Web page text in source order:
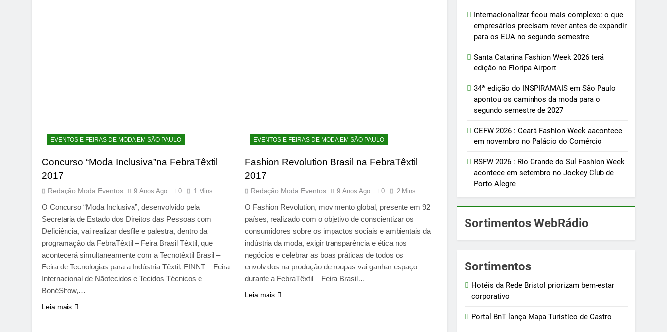
EVENTOS E FEIRAS DE MODA EM SÃO PAULO
Concurso “Moda Inclusiva”na FebraTêxtil
2017
Redação Moda Eventos 9 Anos Ago 0 1 Mins
O Concurso “Moda Inclusiva”, desenvolvido pela
Secretaria de Estado dos Direitos das Pessoas com
Deficiência, vai realizar desfile e palestra, dentro da
programação da FebraTêxtil – Feira Brasil Têxtil, que
acontecerá simultaneamente com a Tecnotêxtil Brasil –
Feira de Tecnologias para a Indústria Têxtil, FINNT – Feira
Internacional de Nãotecidos e Tecidos Técnicos e
BonéShow,…
Leia mais
EVENTOS E FEIRAS DE MODA EM SÃO PAULO
Fashion Revolution Brasil na FebraTêxtil
2017
Redação Moda Eventos 9 Anos Ago 0 2 Mins
O Fashion Revolution, movimento global, presente em 92
países, realizado com o objetivo de conscientizar os
consumidores sobre os impactos sociais e ambientais da
indústria da moda, exigir transparência e ética nos
negócios e celebrar as boas práticas de todos os
envolvidos na produção de roupas vai ganhar espaço
durante a FebraTêxtil – Feira Brasil…
Leia mais
Internacionalizar ficou mais complexo: o que
empresários precisam rever antes de expandir
para os EUA no segundo semestre
Santa Catarina Fashion Week 2026 terá
edição no Floripa Airport
34ª edição do INSPIRAMAIS em São Paulo
apontou os caminhos da moda para o
segundo semestre de 2027
CEFW 2026 : Ceará Fashion Week aacontece
em novembro no Palácio do Comércio
RSFW 2026 : Rio Grande do Sul Fashion Week
acontece em setembro no Jockey Club de
Porto Alegre
Sortimentos WebRádio
Sortimentos
Hotéis da Rede Bristol priorizam bem-estar
corporativo
Portal BnT lança Mapa Turístico de Castro